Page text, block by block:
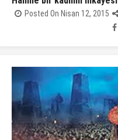
Posted On Nisan 12, 2015